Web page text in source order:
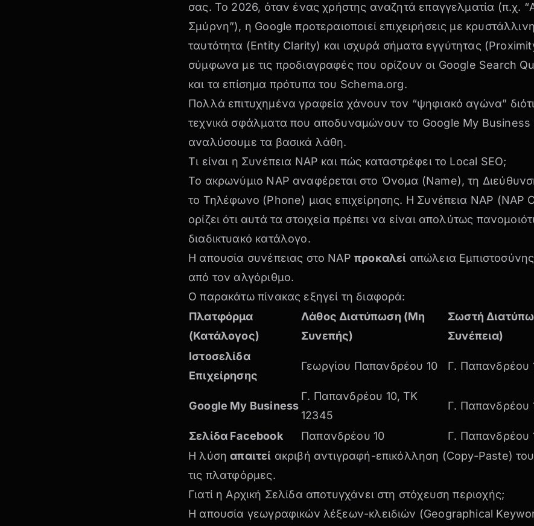
σας. Το 2026, όταν ένας χρήστης αναζητά επαγγελματία (π.χ.
Σμύρνη”), η Google προτεραιοποιεί επιχειρήσεις με
ταυτότητα (Entity Clarity) και ισχυρά σήματα εγγύτητας
σύμφωνα με τις προδιαγραφές που ορίζουν οι Google Search
και τα επίσημα πρότυπα του Schema.org.
Πολλά επιτυχημένα γραφεία χάνουν τον “ψηφιακό αγώνα”
τεχνικά σφάλματα που αποδυναμώνουν το Google My Business
αναλύσουμε τα βασικά λάθη.
Τι είναι η Συνέπεια NAP και πώς καταστρέφει το Local SEO;
Το ακρωνύμιο NAP αναφέρεται στο Όνομα (Name), τη
το Τηλέφωνο (Phone) μιας επιχείρησης. Η Συνέπεια NAP (NAP
ορίζει ότι αυτά τα στοιχεία πρέπει να είναι απολύτως
διαδικτυακό κατάλογο.
Η απουσία συνέπειας στο NAPπροκαλεί απώλεια
από τον αλγόριθμο.
Ο παρακάτω πίνακας εξηγεί τη διαφορά:
Πλατφόρμα
(Κατάλογος)
Λάθος Διατύπωση (Μη
Συνεπής)
Σωστή
Συνέπεια)
Ιστοσελίδα
Επιχείρησης
Γεωργίου Παπανδρέου 10 Γ. Παπανδρέου
Google My Business
Γ. Παπανδρέου 10, ΤΚ
12345
Γ. Παπανδρέου
Σελίδα Facebook Παπανδρέου 10
Γ. Παπανδρέου
Η λύσηαπαιτεί ακριβή αντιγραφή-επικόλληση (Copy-Paste)
τις πλατφόρμες.
Γιατί η Αρχική Σελίδα αποτυγχάνει στη στόχευση περιοχής;
Η απουσία γεωγραφικών λέξεων-κλειδιών (Geographical